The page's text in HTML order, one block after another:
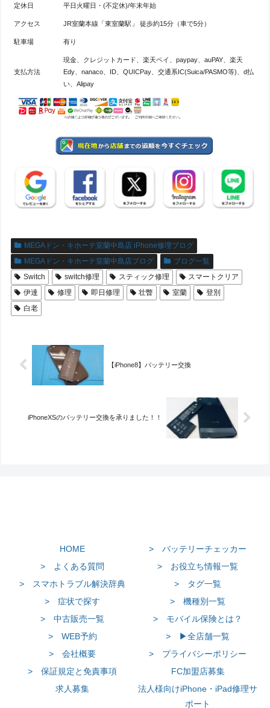
定休日 平日火曜日・(不定休)/年末年始
アクセス JR室蘭本線「東室蘭駅」 徒歩約15分（車で5分）
駐車場 有り
支払方法
現金、クレジットカード、楽天ペイ、paypay、auPAY、楽天
Edy、nanaco、ID、QUICPay、交通系IC(Suica/PASMO等)、d払
い、Alipay
MEGAドン・キホーテ室蘭中島店 iPhone修理ブログ
MEGAドン・キホーテ室蘭中島店ブログ
ブログ一覧
Switch
switch修理 スティック修理
スマートクリア
伊達
修理 即日修理 壮瞥 室蘭
登別
白老
【iPhone8】バッテリー交換
iPhoneXSのバッテリー交換を承りました！！
HOME
> バッテリーチェッカー
> よくある質問
> お役立ち情報一覧
> スマホトラブル解決辞典
> タグ一覧
> 症状で探す
> 機種別一覧
> 中古販売一覧
> モバイル保険とは？
> WEB予約
> ▶全店舗一覧
> 会社概要
> プライバシーポリシー
> 保証規定と免責事項
FC加盟店募集
求人募集
法人様向けiPhone・iPad修理サ
ポート